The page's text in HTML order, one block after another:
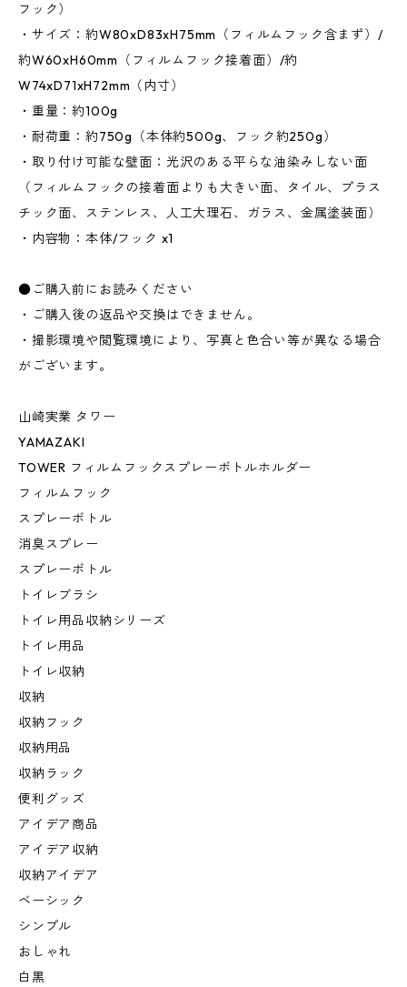
フック）
・サイズ：約W80xD83xH75mm（フィルムフック含まず）/
約W60xH60mm（フィルムフック接着面）/約
W74xD71xH72mm（内寸）
・重量：約100g
・耐荷重：約750g（本体約500g、フック約250g）
・取り付け可能な壁面：光沢のある平らな油染みしない面
（フィルムフックの接着面よりも大きい面、タイル、プラス
チック面、ステンレス、人工大理石、ガラス、金属塗装面）
・内容物：本体/フック x1
●ご購入前にお読みください
・ご購入後の返品や交換はできません。
・撮影環境や閲覧環境により、写真と色合い等が異なる場合
がございます。
山崎実業 タワー
YAMAZAKI
TOWER フィルムフックスプレーボトルホルダー
フィルムフック
スプレーボトル
消臭スプレー
スプレーボトル
トイレブラシ
トイレ用品収納シリーズ
トイレ用品
トイレ収納
収納
収納フック
収納用品
収納ラック
便利グッズ
アイデア商品
アイデア収納
収納アイデア
ベーシック
シンプル
おしゃれ
白黒